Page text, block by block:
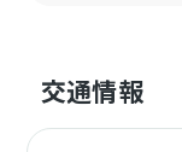
交通情報